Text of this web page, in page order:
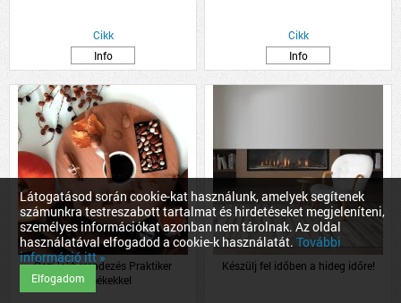
Látogatásod során cookie-kat használunk, amelyek segítenek
számunkra testreszabott tartalmat és hirdetéseket megjeleníteni,
személyes információkat azonban nem tárolnak. Az oldal
használatával elfogadod a cookie-k használatát. További
információ itt »
Elfogadom
Cikk
Info
Cikk
Info
Őszi lakberendezés Praktiker
termékekkel
Készülj fel időben a hideg időre!